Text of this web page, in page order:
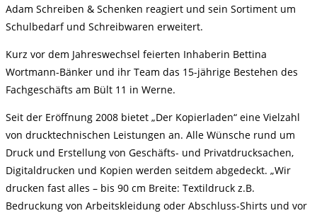
Adam Schreiben & Schenken reagiert und sein Sortiment um
Schulbedarf und Schreibwaren erweitert.
Kurz vor dem Jahreswechsel feierten Inhaberin Bettina
Wortmann-Bänker und ihr Team das 15-jährige Bestehen des
Fachgeschäfts am Bült 11 in Werne.
Seit der Eröffnung 2008 bietet „Der Kopierladen“ eine Vielzahl
von drucktechnischen Leistungen an. Alle Wünsche rund um
Druck und Erstellung von Geschäfts- und Privatdrucksachen,
Digitaldrucken und Kopien werden seitdem abgedeckt. „Wir
drucken fast alles – bis 90 cm Breite: Textildruck z.B.
Bedruckung von Arbeitskleidung oder Abschluss-Shirts und vor